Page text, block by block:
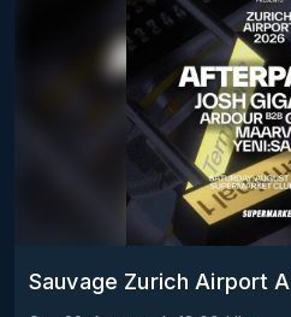
Sauvage Zurich Airport